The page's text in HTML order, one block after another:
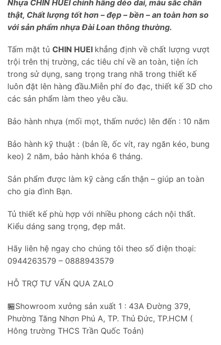
Nhựa CHIN HUEI chính hãng dẻo dai, màu sắc chân
thật, Chất lượng tốt hơn – đẹp – bền – an toàn hơn so
với sản phẩm nhựa Đài Loan thông thường.
Tấm mặt tủ CHIN HUEI khẳng định về chất lượng vượt
trội trên thị trường, các tiêu chí về an toàn, tiện ích
trong sử dụng, sang trọng trang nhã trong thiết kế
luôn đặt lên hàng đầu.Miễn phí đo đạc, thiết kế 3D cho
các sản phẩm làm theo yêu cầu.
Bảo hành nhựa (mối mọt, thấm nước) lên đến : 10 năm
Bảo hành kỹ thuật : (bản lề, ốc vít, ray ngăn kéo, bung
keo) 2 năm, bảo hành khóa 6 tháng.
Sản phẩm được làm kỹ càng cẩn thận – giúp an toàn
cho gia đình Bạn.
Tủ thiết kế phù hợp với nhiều phong cách nội thất.
Kiểu dáng sang trọng, đẹp mắt.
Hãy liên hệ ngay cho chúng tôi theo số điện thoại:
0944263579 – 0888943579
HỖ TRỢ TƯ VẤN QUA ZALO
🏪Showroom xưởng sản xuất 1 : 43A Đường 379,
Phường Tăng Nhơn Phú A, TP. Thủ Đức, TP.HCM (
Hông trường THCS Trần Quốc Toản)